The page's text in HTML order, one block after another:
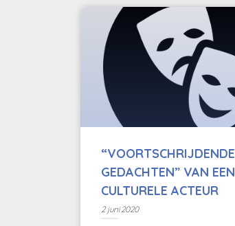
“VOORTSCHRIJDENDE
GEDACHTEN” VAN EEN
CULTURELE ACTEUR
2 juni 2020